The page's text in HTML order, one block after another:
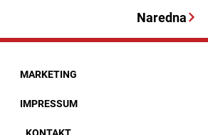
Naredna
MARKETING
IMPRESSUM